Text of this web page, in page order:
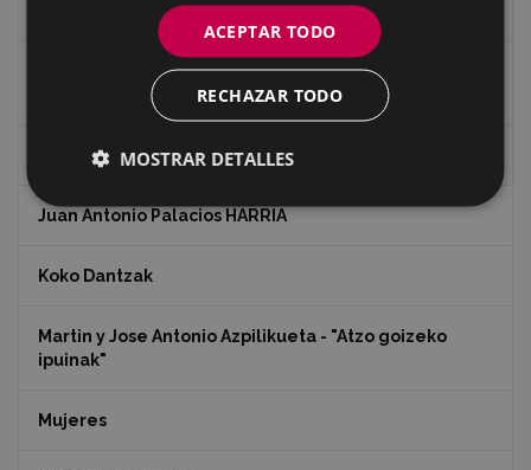
Ignacio Zuloaga (1870-2020)
Ignacio Zuloaga, cuadros del autor en las tiendas de
Indalecio Ojanguren Diputación de Gipuzkoa
Juan Antonio Palacios HARRIA
Koko Dantzak
Martin y Jose Antonio Azpilikueta - "Atzo goizeko
ipuinak"
Mujeres
ACEPTAR TODO
RECHAZAR TODO
MOSTRAR DETALLES